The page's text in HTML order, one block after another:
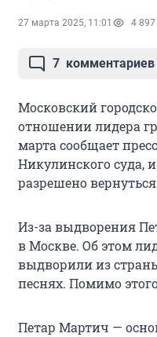
27 марта 2025, 11:01 4 897
7 комментариев
Московский
отношении лидера
марта сообщает
Никулинского суда,
разрешено
Из-за выдворения
в Москве. Об этом
выдворили из
песнях. Помимо
Петар Мартич —